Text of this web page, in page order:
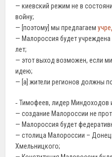
— киевский режим не в
войну;
— [поэтому] мы предлагаем
— Малороссия будет
лет;
— этот выход возможен, если
идею;
— [а] жители регионов должны
‐ Тимофеев, лидер Миндоходов
— создание Малороссии не
— Малороссия будет
— столица Малороссии –
Хмельницкого;